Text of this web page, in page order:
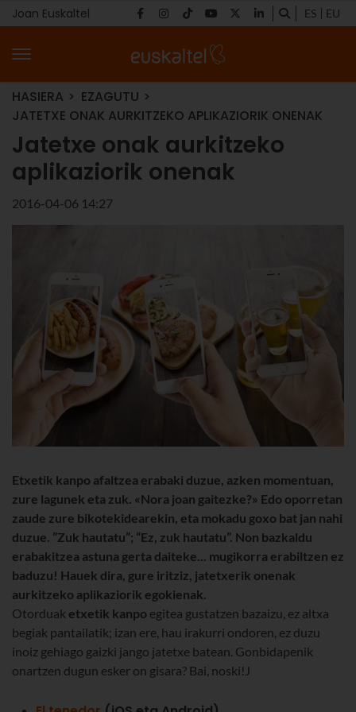
Joan Euskaltel ES EU
HASIERA
EZAGUTU
JATETXE ONAK AURKITZEKO APLIKAZIORIK ONENAK
Jatetxe onak aurkitzeko
aplikaziorik onenak
2016-04-06 14:27
Etxetik kanpo afaltzea erabaki duzue, azken momentuan,
zure lagunek eta zuk. «Nora joan gaitezke?» Edo oporretan
zaude zure bikotekidearekin, eta mokadu goxo bat jan nahi
duzue. ”Zuk hautatu”; “Ez, zuk hautatu”. Non bazkaldu
erabakitzea astuna gerta daiteke... mugikorra erabiltzen ez
baduzu! Hauek dira, gure iritziz, jatetxerik onenak
aurkitzeko aplikaziorik egokienak.
Otorduak etxetik kanpo egitea gustatzen bazaizu, ez altxa
begiak pantailatik; izan ere, hau irakurri ondoren, ez duzu
inoiz gehiago gaizki jango jatetxe batean. Gonbidapenik
onartzen dugun esker on gisara? Bai, noski!J